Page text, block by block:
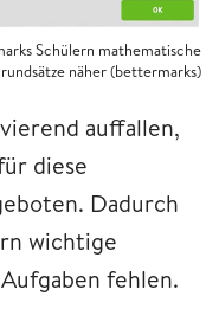
Schülern mathematische
näher (bettermarks)
auffallen,
diese
Dadurch
wichtige
fehlen.